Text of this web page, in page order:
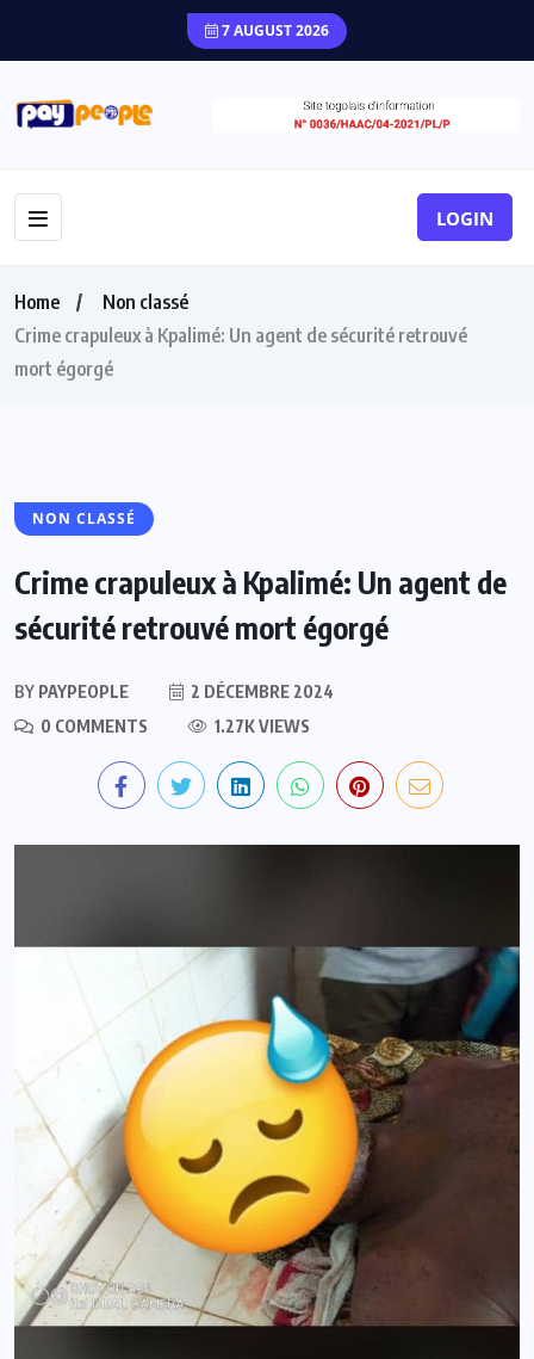
7 AUGUST 2026
LOGIN
Home
Non classé
Crime crapuleux à Kpalimé: Un agent de sécurité retrouvé
mort égorgé
NON CLASSÉ
Crime crapuleux à Kpalimé: Un agent de
sécurité retrouvé mort égorgé
BY PAYPEOPLE
2 DÉCEMBRE 2024
0 COMMENTS
1.27K VIEWS